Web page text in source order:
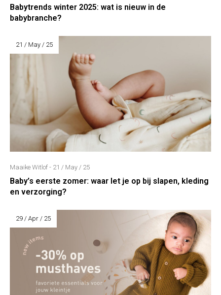
Babytrends winter 2025: wat is nieuw in de
babybranche?
21 / May / 25
Maaike Witlof - 21 / May / 25
Baby’s eerste zomer: waar let je op bij slapen, kleding
en verzorging?
29 / Apr / 25